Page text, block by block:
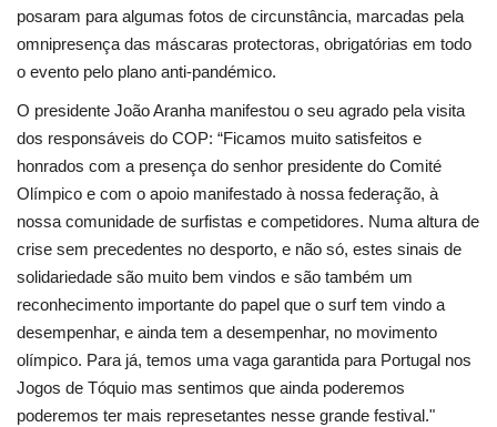
posaram para algumas fotos de circunstância, marcadas pela
omnipresença das máscaras protectoras, obrigatórias em todo
o evento pelo plano anti-pandémico.
O presidente João Aranha manifestou o seu agrado pela visita
dos responsáveis do COP: “Ficamos muito satisfeitos e
honrados com a presença do senhor presidente do Comité
Olímpico e com o apoio manifestado à nossa federação, à
nossa comunidade de surfistas e competidores. Numa altura de
crise sem precedentes no desporto, e não só, estes sinais de
solidariedade são muito bem vindos e são também um
reconhecimento importante do papel que o surf tem vindo a
desempenhar, e ainda tem a desempenhar, no movimento
olímpico. Para já, temos uma vaga garantida para Portugal nos
Jogos de Tóquio mas sentimos que ainda poderemos
poderemos ter mais represetantes nesse grande festival."